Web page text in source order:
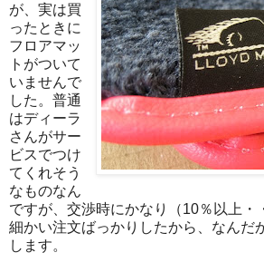
が、実は買
ったときに
フロアマッ
トがついて
いませんで
した。普通
はディーラ
さんがサー
ビスでつけ
てくれそう
なものなん
ですが、交渉時にかなり（10％以上・
細かい注文ばっかりしたから、なんだ
します。